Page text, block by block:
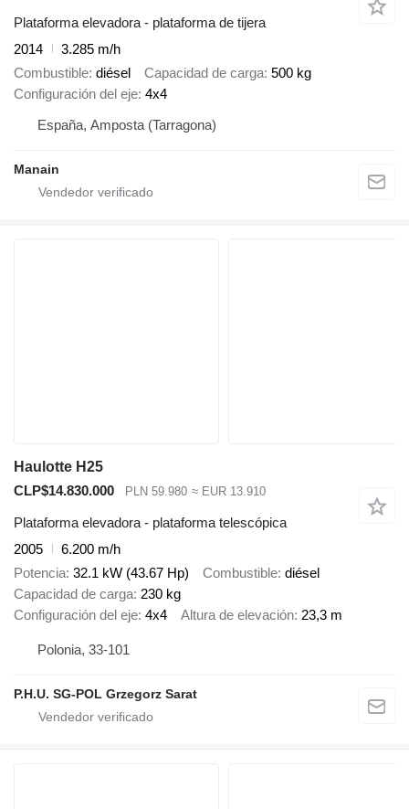
Plataforma elevadora - plataforma de tijera
2014
3.285 m/h
Combustible diésel Capacidad de carga 500 kg
Configuración del eje 4x4
España, Amposta (Tarragona)
Manain
Haulotte H25
CLP$14.830.000
PLN 59.980 ≈ EUR 13.910
Plataforma elevadora - plataforma telescópica
2005
6.200 m/h
Potencia 32.1 kW (43.67 Hp) Combustible diésel
Capacidad de carga 230 kg
Configuración del eje 4x4 Altura de elevación 23,3 m
Polonia, 33-101
P.H.U. SG-POL Grzegorz Sarat